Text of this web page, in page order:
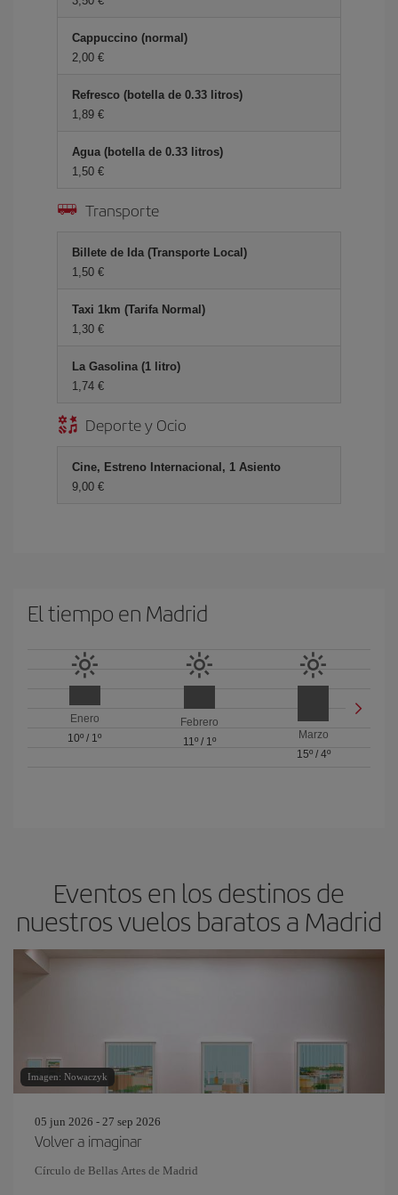
Cappuccino (normal)
2,00 €
Refresco (botella de 0.33 litros)
1,89 €
Agua (botella de 0.33 litros)
1,50 €
Transporte
Billete de Ida (Transporte Local)
1,50 €
Taxi 1km (Tarifa Normal)
1,30 €
La Gasolina (1 litro)
1,74 €
Deporte y Ocio
Cine, Estreno Internacional, 1 Asiento
9,00 €
El tiempo en Madrid
Enero
10º / 1º
Febrero
11º/ 1º
Marzo
15º/ 4º
Eventos en los destinos de
nuestros vuelos baratos a Madrid
Imagen: Nowaczyk
05 jun 2026 - 27 sep 2026
Volver a imaginar
Círculo de Bellas Artes de Madrid